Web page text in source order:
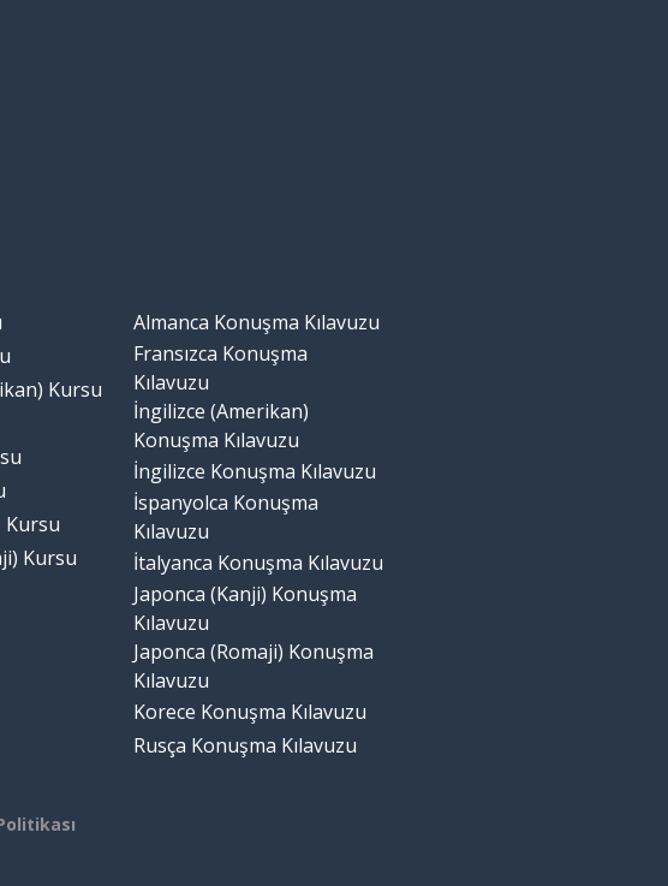
Kursu
Kursu
Kursu
Almanca Konuşma Kılavuzu
Fransızca Konuşma
Kılavuzu
İngilizce (Amerikan)
Konuşma Kılavuzu
İngilizce Konuşma Kılavuzu
İspanyolca Konuşma
Kılavuzu
İtalyanca Konuşma Kılavuzu
Japonca (Kanji) Konuşma
Kılavuzu
Japonca (Romaji) Konuşma
Kılavuzu
Korece Konuşma Kılavuzu
Rusça Konuşma Kılavuzu